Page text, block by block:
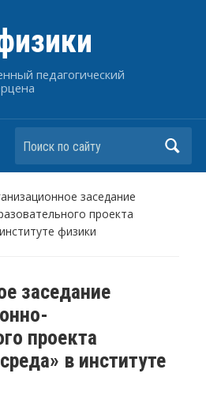
педагогический
Поиск по сайту
заседание
проекта
физики
заседание
проекта
в институте